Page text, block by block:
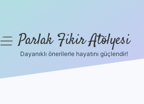
menüyüParlak Fikir Atölyesi
Dayanıklı önerilerle hayatını güçlendir!